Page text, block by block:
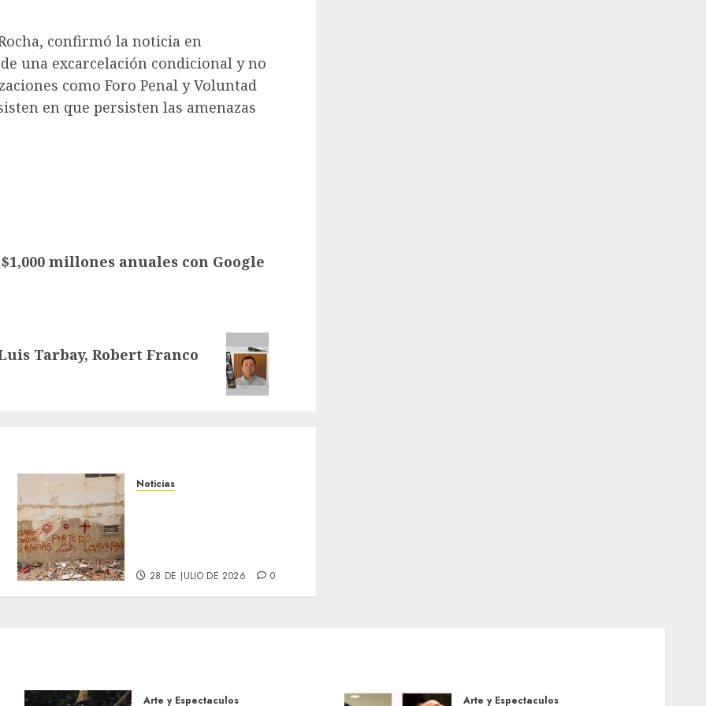
confirmó la noticia en
una excarcelación condicional y no
como Foro Penal y Voluntad
en que persisten las amenazas
millones anuales con Google
Tarbay, Robert Franco
Noticias
28 DE JULIO DE 2026 0
Arte y Espectaculos Arte y Espectaculos